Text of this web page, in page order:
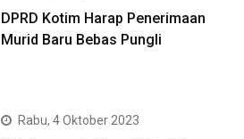
DPRD Kotim Harap Penerimaan
Murid Baru Bebas Pungli
Rabu, 4 Oktober 2023